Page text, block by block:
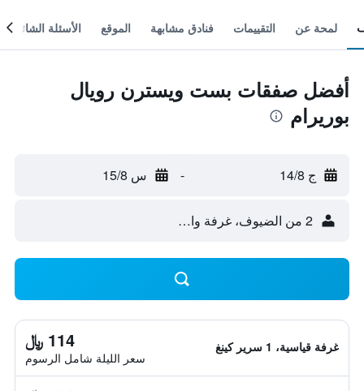
لمحة عن التقييمات فنادق مشابهة الموقع الأسئلة الشائعة
أفضل صفقات بست ويسترن رويال
بوريرام
ج 14/8 - س 15/8
2 من الضيوف، غرفة واحدة
غرفة قياسية، 1 سرير كينغ 114 ﷼
سعر الليلة شامل الرسوم